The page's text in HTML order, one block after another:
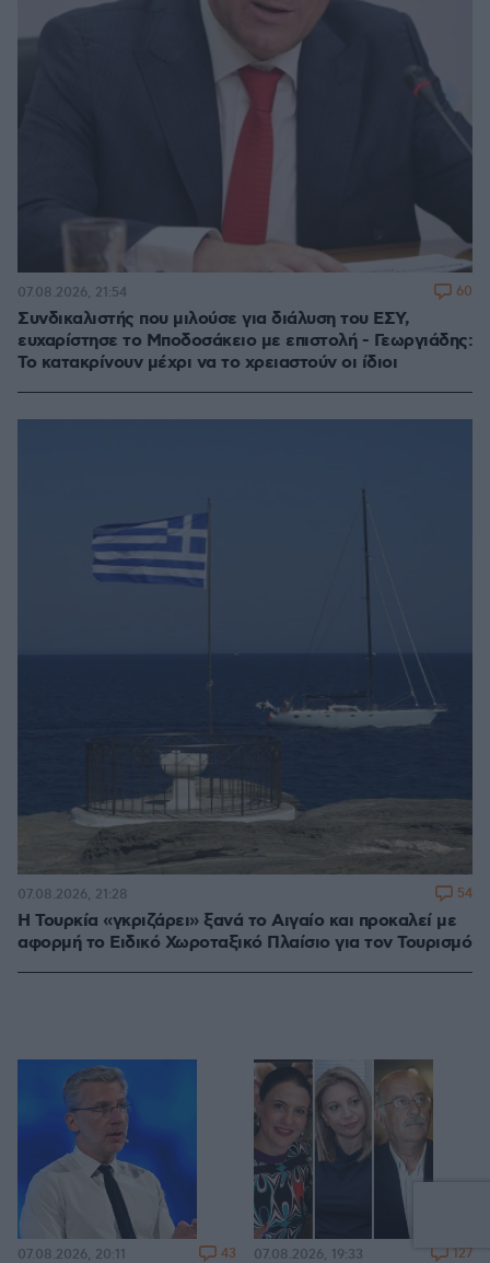
Συνδικαλιστής που μιλούσε για διάλυση του ΕΣΥ,
ευχαρίστησε το Μποδοσάκειο με επιστολή - Γεωργιάδης:
Το κατακρίνουν μέχρι να το χρειαστούν οι ίδιοι
07.08.2026, 21:54 60
Η Τουρκία «γκριζάρει» ξανά το Αιγαίο και προκαλεί με
αφορμή το Ειδικό Χωροταξικό Πλαίσιο για τον Τουρισμό
07.08.2026, 21:28 54
07.08.2026, 20:11 43 07.08.2026, 19:33 127